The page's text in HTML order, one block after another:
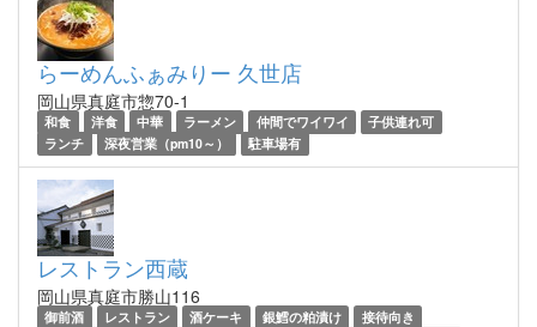
らーめんふぁみりー 久世店
岡山県真庭市惣70-1
和食 洋食 中華 ラーメン 仲間でワイワイ
子供連れ可
ランチ
深夜営業（pm10～） 駐車場有
レストラン西蔵
岡山県真庭市勝山116
御前酒 レストラン 酒ケーキ 銀鱈の粕漬け
接待向き